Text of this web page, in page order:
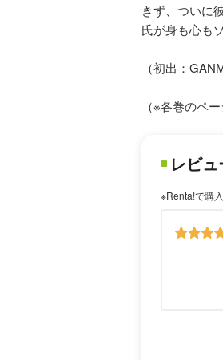
きず、ついに
氏が身も心も
（初出：
（※各巻のペ
レビ
※Renta!で購